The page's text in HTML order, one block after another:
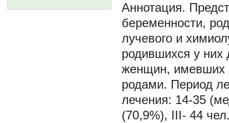
беременности,
лучевого и
родившихся у
женщин, имевших
родами. Период
лечения: 14-35
(70,9%), III- 44